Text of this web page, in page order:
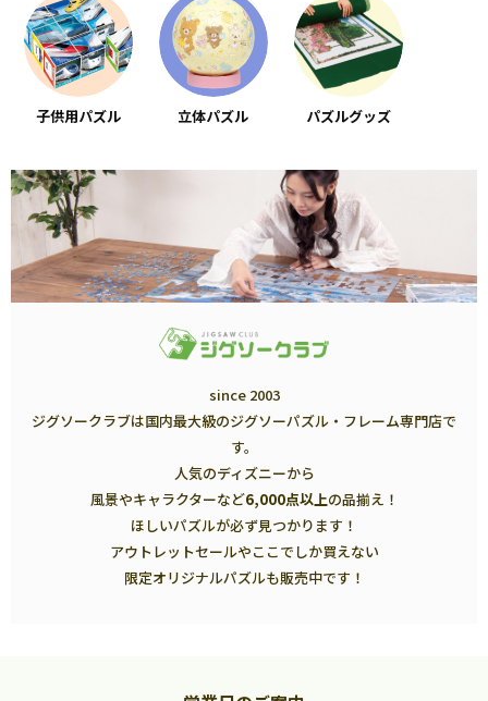
子供用パズル 立体パズル パズルグッズ
since 2003
ジグソークラブは国内最大級のジグソーパズル・フレーム専門店で
す。
人気のディズニーから
風景やキャラクターなど6,000点以上の品揃え！
ほしいパズルが必ず見つかります！
アウトレットセールやここでしか買えない
限定オリジナルパズルも販売中です！